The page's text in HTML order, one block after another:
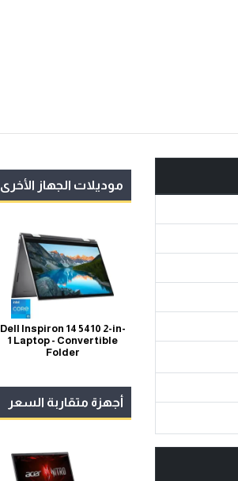
موديلات الجهاز الأخرى
Dell Inspiron 14 5410 2-in-
1 Laptop - Convertible
Folder
أجهزة متقاربة السعر